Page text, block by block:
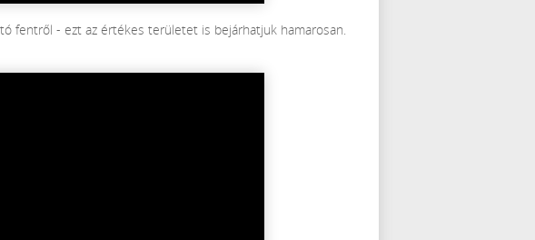
fentről - ezt az értékes területet is bejárhatjuk hamarosan.